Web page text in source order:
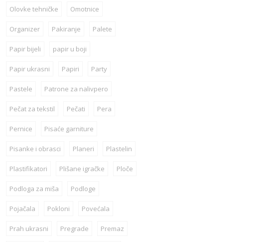
Olovke tehničke Omotnice
Organizer Pakiranje Palete
Papir bijeli papir u boji
Papir ukrasni Papiri Party
Pastele Patrone za nalivpero
Pečat za tekstil Pečati Pera
Pernice Pisaće garniture
Pisanke i obrasci Planeri Plastelin
Plastifikatori Plišane igračke Ploče
Podloga za miša Podloge
Pojačala Pokloni Povećala
Prah ukrasni Pregrade Premaz